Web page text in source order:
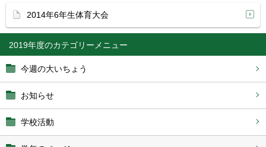
2019年度
今週の大いちょう
お知らせ
学校活動
2014年6年生体育大会